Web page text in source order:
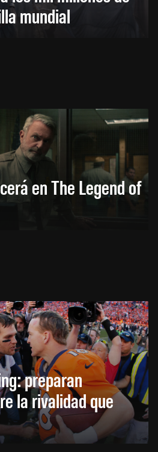
mundial
en The Legend of
preparan
la rivalidad que